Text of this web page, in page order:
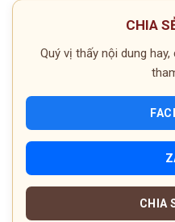
CHIA
Quý vị thấy nội dung
CHIA